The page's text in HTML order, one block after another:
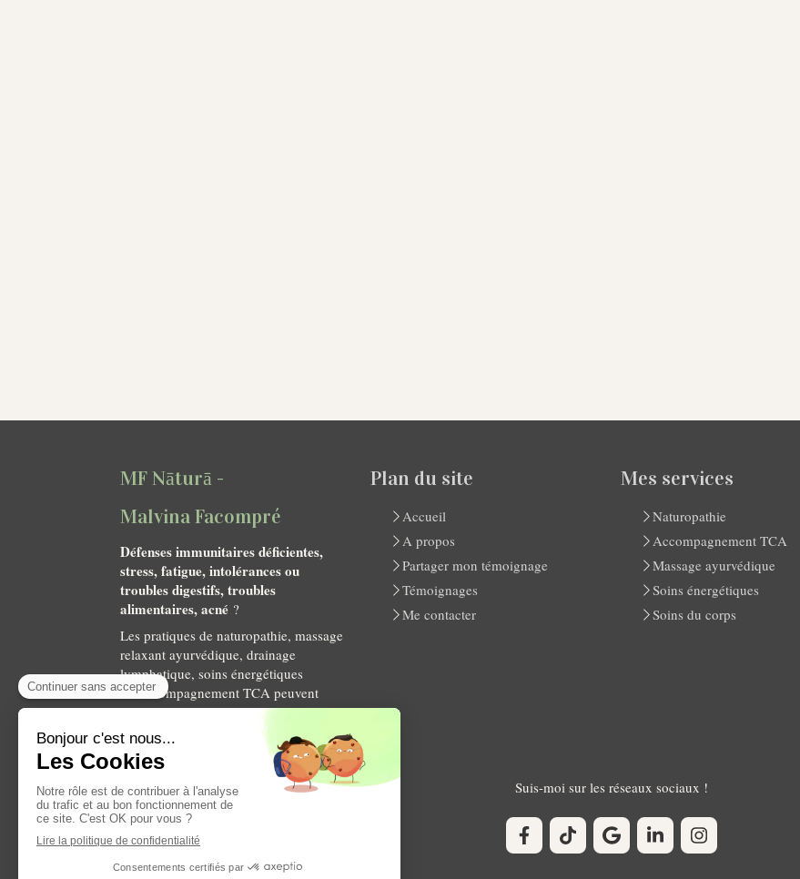
MF Nāturā -
Malvina Facompré
Défenses immunitaires déficientes,
stress, fatigue, intolérances ou
troubles digestifs, troubles
alimentaires, acné ?
Les pratiques de naturopathie, massage
relaxant ayurvédique, drainage
lymphatique, soins énergétiques
ou accompagnement TCA peuvent
vous aider.
Prenez rendez-vous avec Malvina
Facompré.
Plan du site
Accueil
A propos
Partager mon témoignage
Témoignages
Me contacter
Mes services
Naturopathie
Accompagnement TCA
Massage ayurvédique
Soins énergétiques
Soins du corps
Suis-moi sur les réseaux sociaux !